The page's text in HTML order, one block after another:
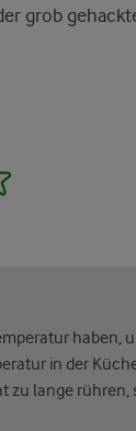
grob
haben,
in der
zu lange